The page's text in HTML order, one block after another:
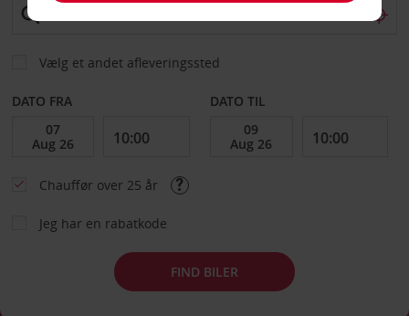
Vælg et andet afleveringssted
DATO FRA DATO TIL
Chauffør over 25 år
Jeg har en rabatkode
FIND BILER